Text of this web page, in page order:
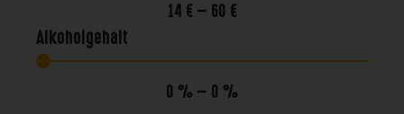
14 € — 60 €
Alkoholgehalt
0 % — 0 %